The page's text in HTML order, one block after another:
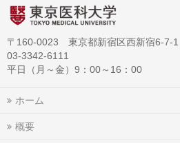
〒160-0023 東京都新宿区西新宿6-7-1
03-3342-6111
平日（月～金）9：00～16：00
ホーム
概要